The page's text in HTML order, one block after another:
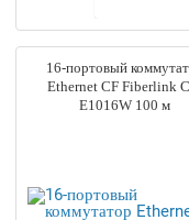
16-портовый
Ethernet CF Fiberlink
E1016W 100 м